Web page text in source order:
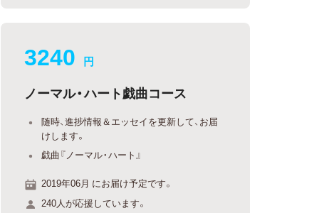
3240 円
ノーマル・ハート戯曲コース
随時、進捗情報＆エッセイを更新して、お届
けします。
戯曲『ノーマル・ハート』
2019年06月 にお届け予定です。
240人が応援しています。